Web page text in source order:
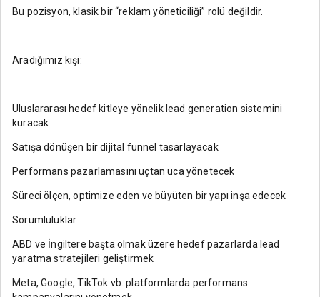
Bu pozisyon, klasik bir “reklam yöneticiliği” rolü değildir.
Aradığımız kişi:
Uluslararası hedef kitleye yönelik lead generation sistemini
kuracak
Satışa dönüşen bir dijital funnel tasarlayacak
Performans pazarlamasını uçtan uca yönetecek
Süreci ölçen, optimize eden ve büyüten bir yapı inşa edecek
Sorumluluklar
ABD ve İngiltere başta olmak üzere hedef pazarlarda lead
yaratma stratejileri geliştirmek
Meta, Google, TikTok vb. platformlarda performans